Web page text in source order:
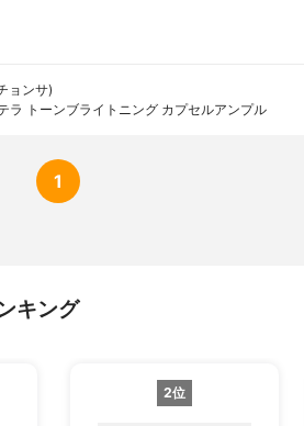
ョンサ)
ラ トーンブライトニング カプセルアンプル
1
キング
2位